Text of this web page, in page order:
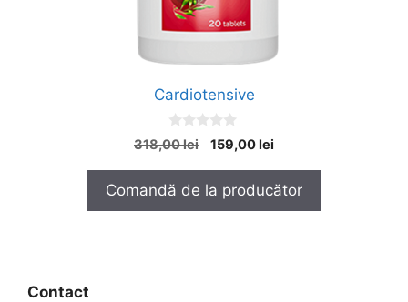
Cardiotensive
0
o
o
5
318,00lei
Prețul
fost:
159,00lei
este:
159,00 lei.
Comandă de la producător
Contact